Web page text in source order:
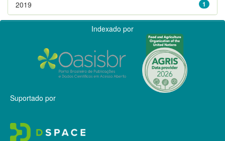
1
2019
Indexado por
Suportado por